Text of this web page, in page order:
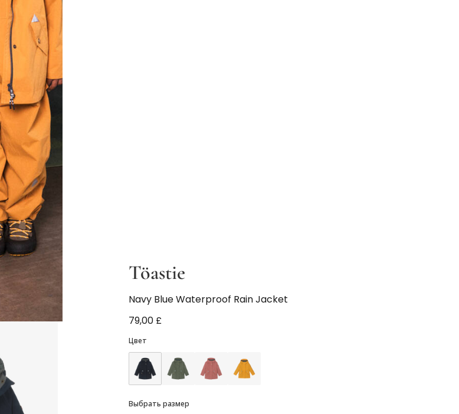
Töastie
Navy Blue Waterproof Rain Jacket
79,00 £
Цвет
Выбрать размер